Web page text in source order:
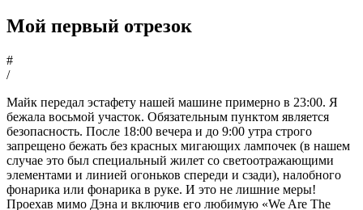
Мой первый отрезок
#
/
Майк передал эстафету нашей машине примерно в 23:00. Я
бежала восьмой участок. Обязательным пунктом является
безопасность. После 18:00 вечера и до 9:00 утра строго
запрещено бежать без красных мигающих лампочек (в нашем
случае это был специальный жилет со светоотражающими
элементами и линией огоньков спереди и сзади), налобного
фонарика или фонарика в руке. И это не лишние меры!
Проехав мимо Дэна и включив его любимую «We Are The